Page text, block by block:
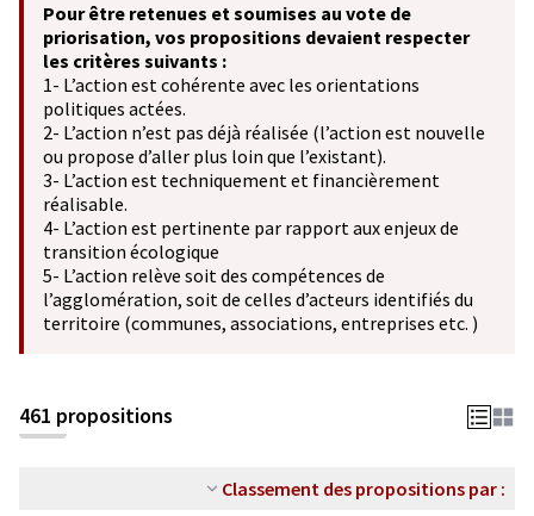
Pour être retenues et soumises au vote de
priorisation, vos propositions devaient respecter
les critères suivants :
1- L’action est cohérente avec les orientations
politiques actées.
2- L’action n’est pas déjà réalisée (l’action est nouvelle
ou propose d’aller plus loin que l’existant).
3- L’action est techniquement et financièrement
réalisable.
4- L’action est pertinente par rapport aux enjeux de
transition écologique
5- L’action relève soit des compétences de
l’agglomération, soit de celles d’acteurs identifiés du
territoire (communes, associations, entreprises etc. )
461 propositions
Classement des propositions par :